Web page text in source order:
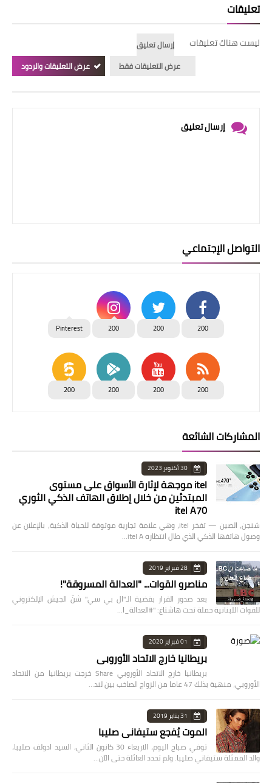
تعليقات
ليست هناك تعليقات
إرسال تعليق
عرض التعليقات فقط
عرض التعليقات والردود
إرسال تعليق
التواصل الإجتماعي
200
200
200
Pinterest
200
200
200
200
المشاركات الشائعة
30 أكتوبر 2023
itel موجهة لإثارة الأسواق على مستوى
المبتدئين من خلال إطلاق الهاتف الذكي الثوري
itel A70
شنجن، الصين — تفخر itel، وهي علامة تجارية موثوقة للحياة الذكية، بالإعلان عن
وصول هاتفها الذكي الذي طال انتظاره itel A…
28 فبراير 2019
مناصرو القوات... "العدالة المسروقة"!
بعد صدور القرار بقضية الـ"ال بي سي" شنّ الجيش الإلكتروني
للقوات اللبنانية حملة تحت هاشتاغ: "#العدالة_ا…
01 فبراير 2020
بريطانيا خارج الاتحاد الأوروبي
بريطانيا خارج الاتحاد الأوروبي Share خرجت بريطانيا من الاتحاد
الأوروبي، منهية بذلك 47 عاما من الزواج الصاخب بين لند…
31 يناير 2019
الموت يُفجع ستيفاني صليبا
توفي صباح اليوم، الاربعاء 30 كانون الثاني، السيد ادولف صليبا،
والد الممثلة ستيفاني صليبا. ولم تحدد العائلة حتى الآن…